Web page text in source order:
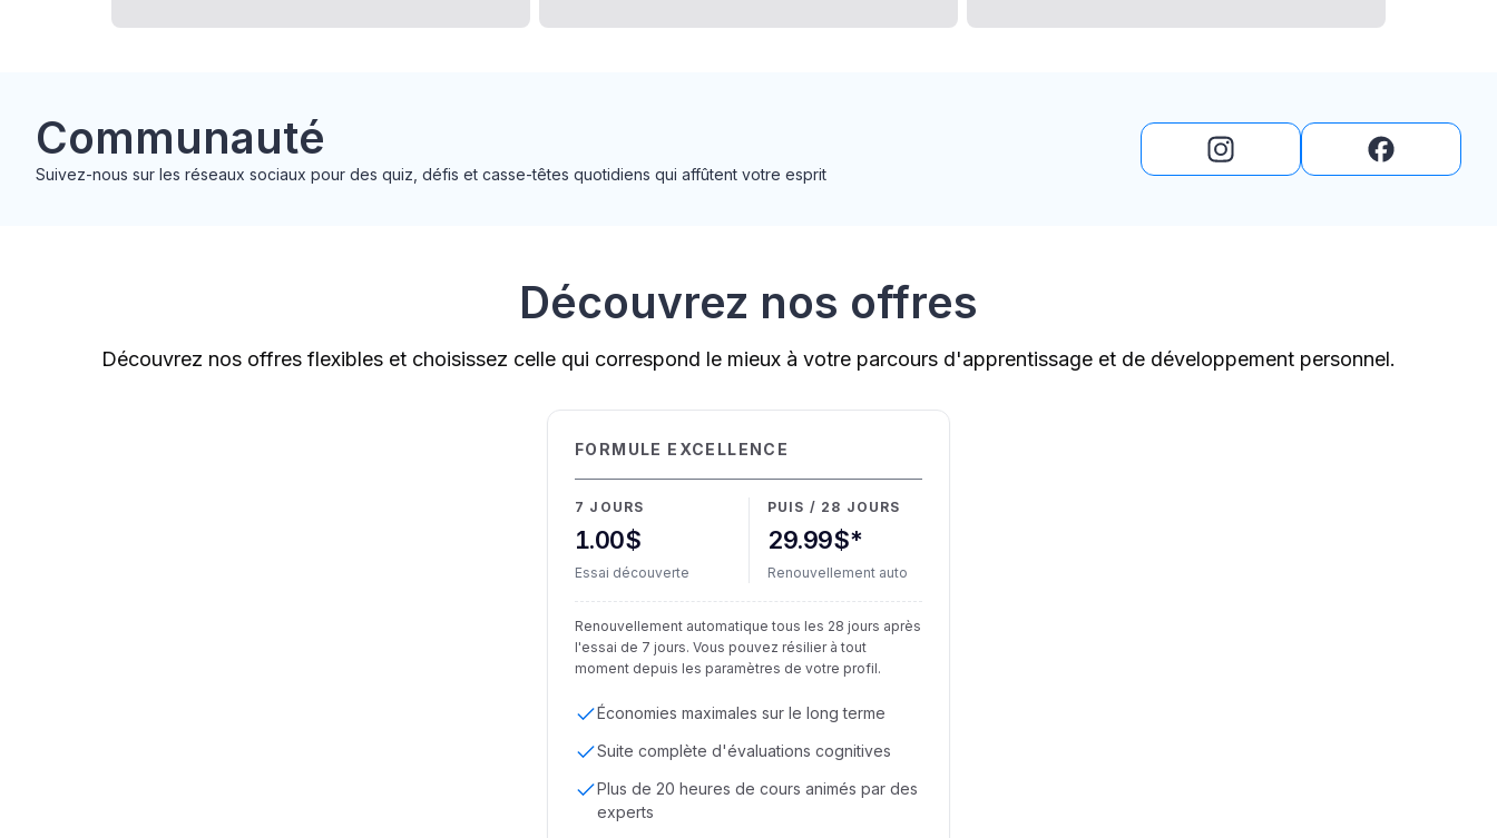
Communauté
Suivez-nous sur les réseaux sociaux pour des quiz, défis et casse-têtes quotidiens qui affûtent votre esprit
Découvrez nos offres
Découvrez nos offres flexibles et choisissez celle qui correspond le mieux à votre parcours d'apprentissage et de développement personnel.
FORMULE EXCELLENCE
7 JOURS PUIS / 28 JOURS
1.00$ 29.99$*
Essai découverte Renouvellement auto
Renouvellement automatique tous les 28 jours après
l'essai de 7 jours. Vous pouvez résilier à tout
moment depuis les paramètres de votre profil.
Économies maximales sur le long terme
Suite complète d'évaluations cognitives
Plus de 20 heures de cours animés par des
experts